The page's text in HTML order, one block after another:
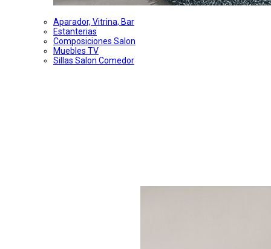
Aparador, Vitrina, Bar
Estanterias
Composiciones Salon
Muebles TV
Sillas Salon Comedor